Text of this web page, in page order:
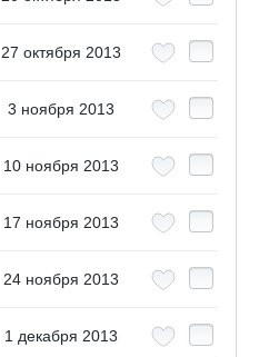
27 октября 2013
3 ноября 2013
10 ноября 2013
17 ноября 2013
24 ноября 2013
1 декабря 2013